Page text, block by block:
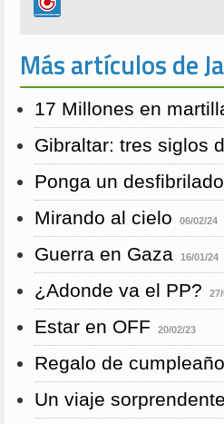
Más artículos de
17 Millones en
Gibraltar: tres siglos
Ponga un
Mirando al cielo 06/02/24
Guerra en Gaza 16/01/24
¿Adonde va el PP?
Estar en OFF 20/02/23
Regalo de
Un viaje sorprendente